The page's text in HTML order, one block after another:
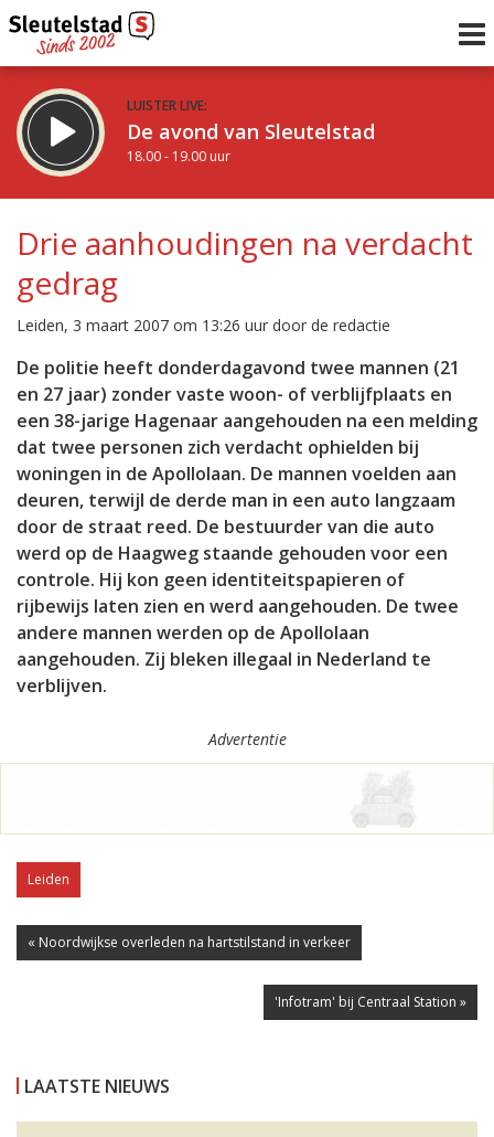
LUISTER LIVE:
De avond van Sleutelstad
18.00 - 19.00 uur
De donderdagavond met Sophie
19.00 - 21.00 uur
Vorig uur
Inklappen
Drie aanhoudingen na verdacht
gedrag
Leiden, 3 maart 2007 om 13:26 uur door de redactie
De politie heeft donderdagavond twee mannen (21
en 27 jaar) zonder vaste woon- of verblijfplaats en
een 38-jarige Hagenaar aangehouden na een melding
dat twee personen zich verdacht ophielden bij
woningen in de Apollolaan. De mannen voelden aan
deuren, terwijl de derde man in een auto langzaam
door de straat reed. De bestuurder van die auto
werd op de Haagweg staande gehouden voor een
controle. Hij kon geen identiteitspapieren of
rijbewijs laten zien en werd aangehouden. De twee
andere mannen werden op de Apollolaan
aangehouden. Zij bleken illegaal in Nederland te
verblijven.
Advertentie
Leiden
« Noordwijkse overleden na hartstilstand in verkeer
'Infotram' bij Centraal Station »
LAATSTE NIEUWS